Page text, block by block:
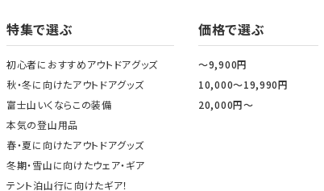
特集で選ぶ
初心者におすすめアウトドアグッズ
秋・冬に向けたアウトドアグッズ
富士山いくならこの装備
本気の登山用品
春・夏に向けたアウトドアグッズ
冬期・雪山に向けたウェア・ギア
テント泊山行に向けたギア！
価格で選ぶ
～9,900円
10,000～19,990円
20,000円～